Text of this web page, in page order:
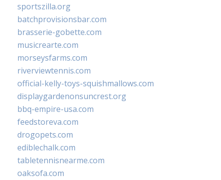
sportszilla.org
batchprovisionsbar.com
brasserie-gobette.com
musicrearte.com
morseysfarms.com
riverviewtennis.com
official-kelly-toys-squishmallows.com
displaygardenonsuncrest.org
bbq-empire-usa.com
feedstoreva.com
drogopets.com
ediblechalk.com
tabletennisnearme.com
oaksofa.com